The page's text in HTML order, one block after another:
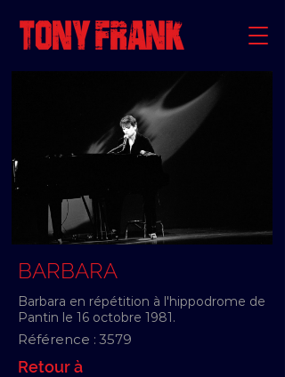
BARBARA
Barbara en répétition à l'hippodrome de
Pantin le 16 octobre 1981.
Référence : 3579
Retour à